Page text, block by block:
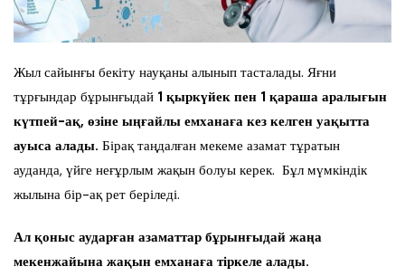
Жыл сайынғы бекіту науқаны алынып тасталады. Яғни
тұрғындар бұрынғыдай 1 қыркүйек пен 1 қараша аралығын
күтпей-ақ, өзіне ыңғайлы емханаға кез келген уақытта
ауыса алады. Бірақ таңдалған мекеме азамат тұратын
ауданда, үйге неғұрлым жақын болуы керек. Бұл мүмкіндік
жылына бір-ақ рет беріледі.
Ал қоныс аударған азаматтар бұрынғыдай жаңа
мекенжайына жақын емханаға тіркеле алады.